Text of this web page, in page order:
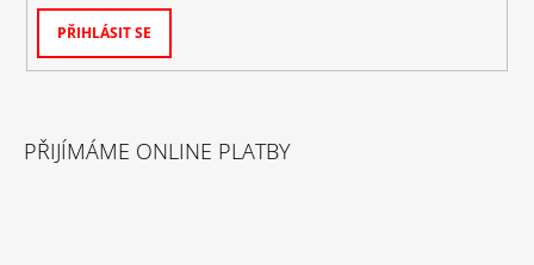
PŘIHLÁSIT SE
PŘIJÍMÁME ONLINE PLATBY